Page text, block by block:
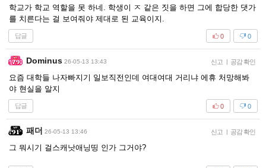
학교가 학교 역할을 못 하네. 학생이 ㅈ 같은 짓을 하면 그에 합당한 댓가
를 치른다는 걸 보여줘야 제대로 된 교육이지.
답글 0
0
Dominus 26-05-13 13:43 신고 | 공감 확인
요즘 대학들 나자빠지기 일보직전인데 여대여대 거리냐 에휴 처망해봐
야 현실을 알지
답글 0
0
패더 26-05-13 13:46 신고 | 공감 확인
그 뭐시기 걸스캐낫애닝띵 인가 그거야?